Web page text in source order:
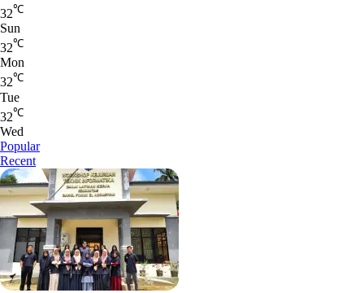
32℃
Sun
32℃
Mon
32℃
Tue
32℃
Wed
Popular
Recent